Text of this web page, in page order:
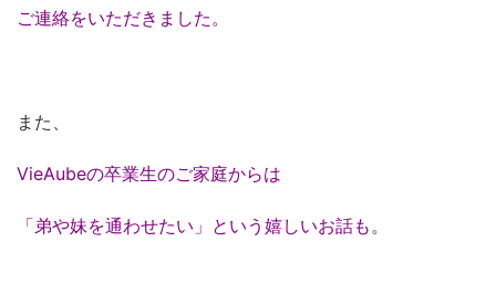
ご連絡をいただきました。
また、
VieAubeの卒業生のご家庭からは
「弟や妹を通わせたい」という嬉しいお話も 。